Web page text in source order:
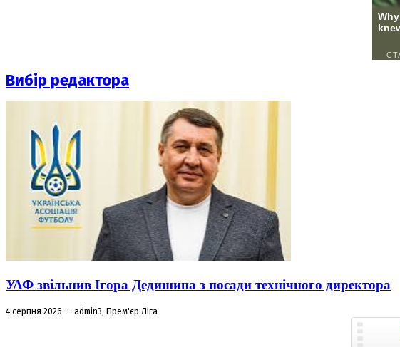
Вибір редактора
УАФ звільнив Ігора Дедишина з посади технічного директора
4 серпня 2026 — admin3, Прем'єр Ліга